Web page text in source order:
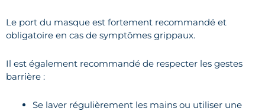
Le port du masque est fortement recommandé et
obligatoire en cas de symptômes grippaux.
Il est également recommandé de respecter les gestes
barrière :
Se laver régulièrement les mains ou utiliser une